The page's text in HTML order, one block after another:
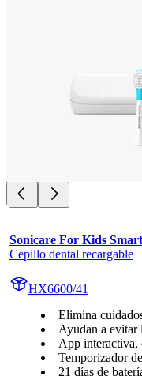
Sonicare For Kids Smart
Cepillo dental recargable
HX6600/41
Elimina
Ayudan a evitar
App
Temporizador
21 días de